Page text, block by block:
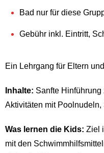
Bad nur für diese
Gebühr inkl. Eintritt,
Ein Lehrgang für Eltern
Inhalte: Sanfte
Aktivitäten mit
Was lernen die Kids: Ziel
mit den